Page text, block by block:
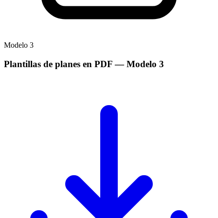
Modelo 3
Plantillas de planes en PDF— Modelo 3